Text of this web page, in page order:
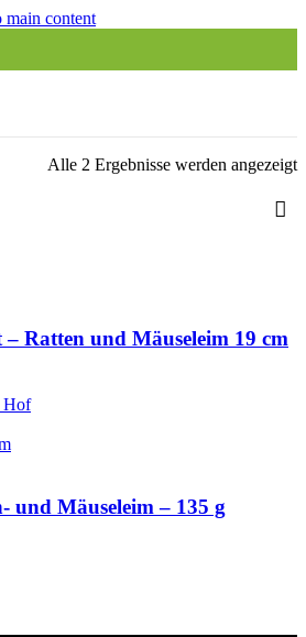
main content
Alle 2 Ergebnisse werden angezeigt
Ratten und Mäuseleim 19 cm
Hof
und Mäuseleim – 135 g